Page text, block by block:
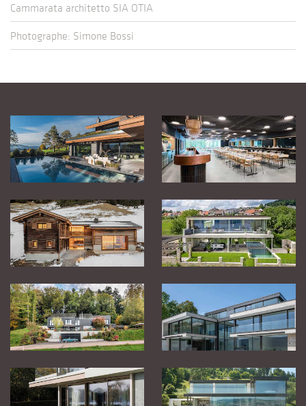
Cammarata architetto SIA OTIA
Photographe: Simone Bossi